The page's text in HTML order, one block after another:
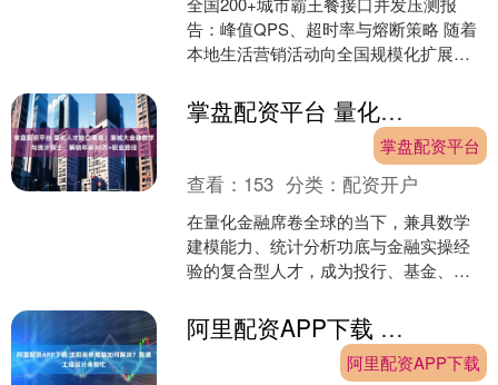
告：峰值QPS、超时率与熔断策略 随着
本地生活营销活动向全国规模化扩展，
为系统设计的....
掌盘配资平台 量化人才缺口暴涨！港城大金融数学与统计硕士，解锁年薪30万+职业路径
掌盘配资平台
查看： 153 分类：配资开户
在量化金融席卷全球的当下，兼具数学
建模能力、统计分析功底与金融实操经
验的复合型人才，成为投行、基金、
大学金融数学与统计....
阿里配资APP下载 沈阳装修难题如何解决？靠谱工程设计来帮忙
阿里配资APP下载